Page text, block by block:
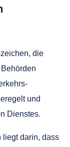
die
und
Dienstes.
liegt darin, dass